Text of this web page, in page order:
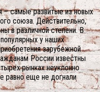
– самые развитые из новых
союза. Действительно,
в различной степени. В
у наших
зарубежной
России известны
рынках неуклонно
равно еще не догнали